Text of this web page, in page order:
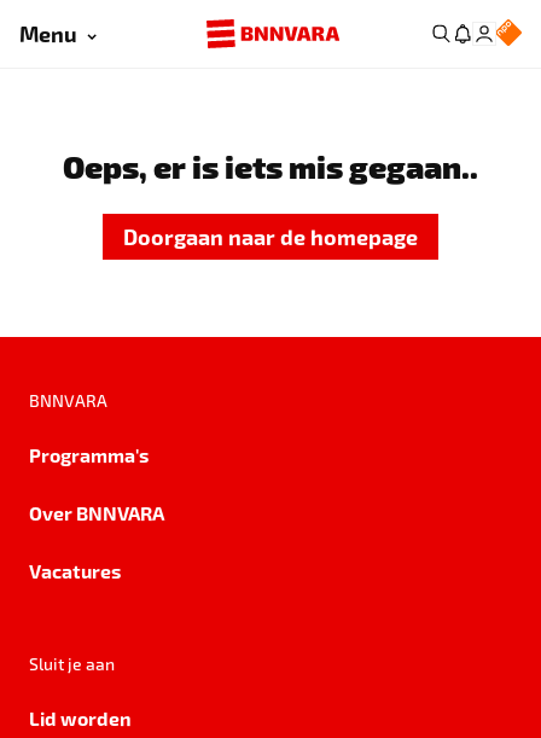
Menu
Oeps, er is iets mis gegaan..
Doorgaan naar de homepage
BNNVARA
Programma's
Over BNNVARA
Vacatures
Sluit je aan
Lid worden